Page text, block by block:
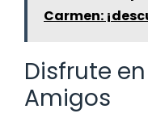
Carmen:
Disfrute
Amigos